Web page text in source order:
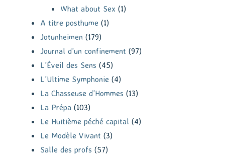
What about Sex (1)
A titre posthume (1)
Jotunheimen (179)
Journal d'un confinement (97)
L'Éveil des Sens (45)
L'Ultime Symphonie (4)
La Chasseuse d'Hommes (13)
La Prépa (103)
Le Huitième péché capital (4)
Le Modèle Vivant (3)
Salle des profs (57)